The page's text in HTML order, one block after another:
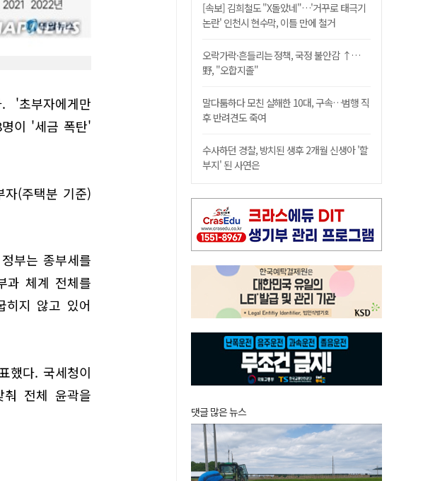
'초부자에게만
이 '세금 폭탄'
(주택분 기준)
부는 종부세를
과 체계 전체를
히지 않고 있어
했다. 국세청이
춰 전체 윤곽을
[속보] 김희철도 "X돌았네"…'거꾸로 태극기
논란' 인천시 현수막, 이틀 만에 철거
오락가락·흔들리는 정책, 국정 불안감 ↑…
野, "오합지졸"
말다툼하다 모친 살해한 10대, 구속…범행 직
후 반려견도 죽여
수사하던 경찰, 방치된 생후 2개월 신생아 '할
부지' 된 사연은
댓글 많은 뉴스